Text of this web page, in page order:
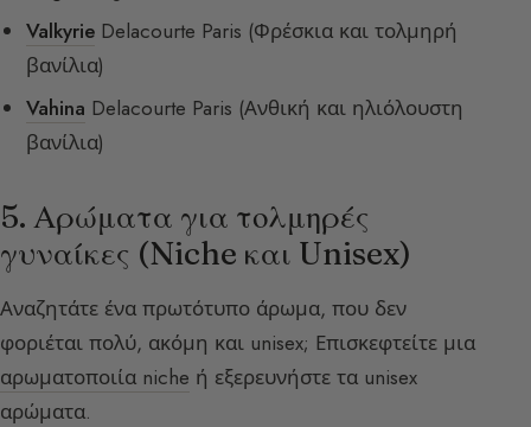
Valkyrie Delacourte Paris (Φρέσκια και τολμηρή
βανίλια)
Vahina Delacourte Paris (Ανθική και ηλιόλουστη
βανίλια)
5. Αρώματα για τολμηρές
γυναίκες (Niche και Unisex)
Αναζητάτε ένα πρωτότυπο άρωμα, που δεν
φοριέται πολύ, ακόμη και unisex; Επισκεφτείτε μια
αρωματοποιία niche ή εξερευνήστε τα unisex
αρώματα.